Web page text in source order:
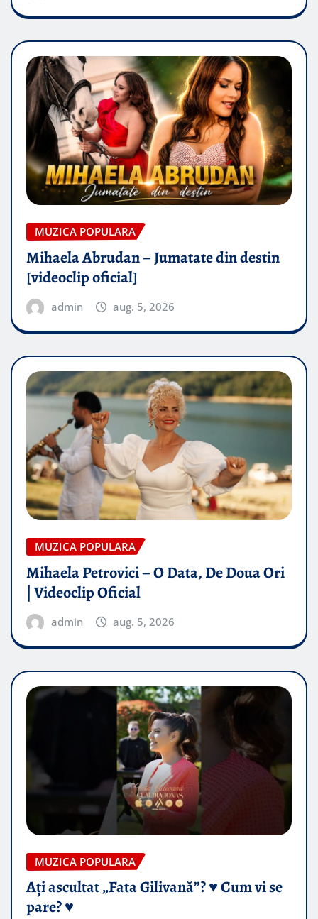
MUZICA POPULARA
Mihaela Abrudan – Jumatate din destin
[videoclip oficial]
admin aug. 5, 2026
MUZICA POPULARA
Mihaela Petrovici – O Data, De Doua Ori
| Videoclip Oficial
admin aug. 5, 2026
MUZICA POPULARA
Ați ascultat „Fata Gilivană”? ♥️ Cum vi se
pare? ♥️